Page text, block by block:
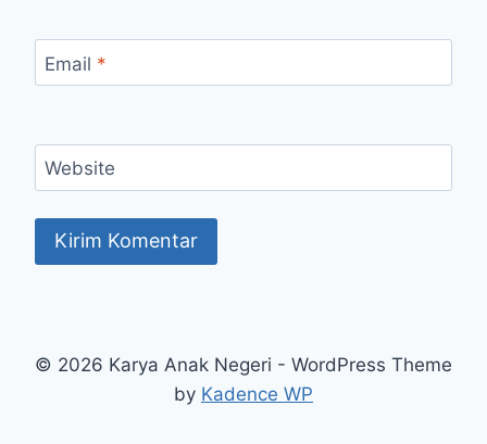
Email *
Website
© 2026 Karya Anak Negeri - WordPress Theme
by Kadence WP